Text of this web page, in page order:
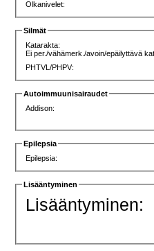
Olkanivelet:
Silmät
Katarakta:
Ei per./vähämerk./avoin/epäilyttävä
PHTVL/PHPV:
Autoimmuunisairaudet
Addison:
Epilepsia
Epilepsia:
Lisääntyminen
Lisääntyminen: